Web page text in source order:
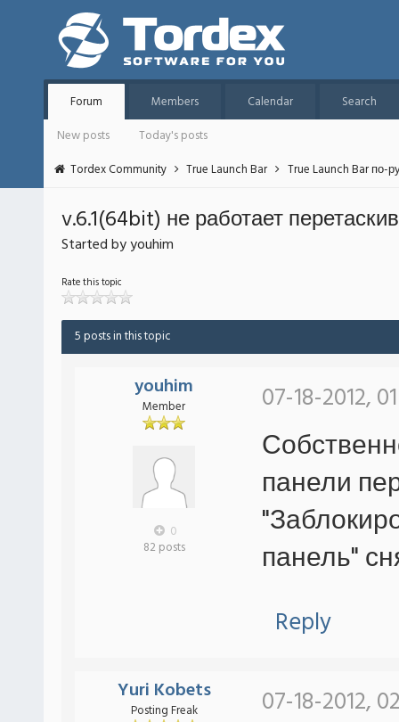
Forum Members Calendar
Search
New posts
Today's posts
Tordex Community
True Launch Bar True Launch Bar по-
v.6.1(64bit) не работает
Started by youhim
Rate this topic
5 posts in this topic
youhim
Member
0
82 posts
07-18-2012,
панели
панель"
Reply
Yuri Kobets
Posting Freak 07-18-2012,